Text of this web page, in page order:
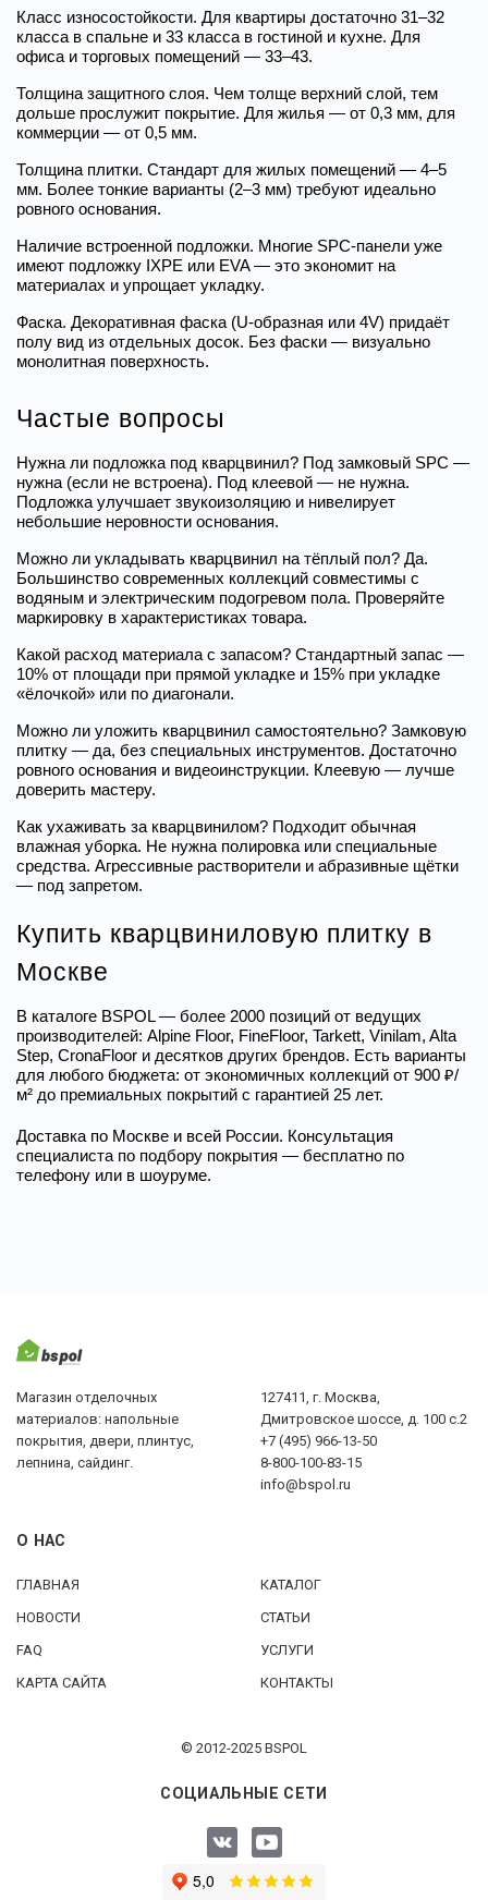
Класс износостойкости. Для квартиры достаточно 31–32
класса в спальне и 33 класса в гостиной и кухне. Для
офиса и торговых помещений — 33–43.
Толщина защитного слоя. Чем толще верхний слой, тем
дольше прослужит покрытие. Для жилья — от 0,3 мм, для
коммерции — от 0,5 мм.
Толщина плитки. Стандарт для жилых помещений — 4–5
мм. Более тонкие варианты (2–3 мм) требуют идеально
ровного основания.
Наличие встроенной подложки. Многие SPC-панели уже
имеют подложку IXPE или EVA — это экономит на
материалах и упрощает укладку.
Фаска. Декоративная фаска (U-образная или 4V) придаёт
полу вид из отдельных досок. Без фаски — визуально
монолитная поверхность.
Частые вопросы
Нужна ли подложка под кварцвинил? Под замковый SPC —
нужна (если не встроена). Под клеевой — не нужна.
Подложка улучшает звукоизоляцию и нивелирует
небольшие неровности основания.
Можно ли укладывать кварцвинил на тёплый пол? Да.
Большинство современных коллекций совместимы с
водяным и электрическим подогревом пола. Проверяйте
маркировку в характеристиках товара.
Какой расход материала с запасом? Стандартный запас —
10% от площади при прямой укладке и 15% при укладке
«ёлочкой» или по диагонали.
Можно ли уложить кварцвинил самостоятельно? Замковую
плитку — да, без специальных инструментов. Достаточно
ровного основания и видеоинструкции. Клеевую — лучше
доверить мастеру.
Как ухаживать за кварцвинилом? Подходит обычная
влажная уборка. Не нужна полировка или специальные
средства. Агрессивные растворители и абразивные щётки
— под запретом.
Купить кварцвиниловую плитку в
Москве
В каталоге BSPOL — более 2000 позиций от ведущих
производителей: Alpine Floor, FineFloor, Tarkett, Vinilam, Alta
Step, CronaFloor и десятков других брендов. Есть варианты
для любого бюджета: от экономичных коллекций от 900 ₽/
м² до премиальных покрытий с гарантией 25 лет.
Доставка по Москве и всей России. Консультация
специалиста по подбору покрытия — бесплатно по
телефону или в шоуруме.
Магазин отделочных
материалов: напольные
покрытия, двери, плинтус,
лепнина, сайдинг.
127411, г. Москва,
Дмитровское шоссе, д. 100 с.2
+7 (495) 966-13-50
8-800-100-83-15
info@bspol.ru
О НАС
ГЛАВНАЯ
КАТАЛОГ
НОВОСТИ
СТАТЬИ
FAQ
УСЛУГИ
КАРТА САЙТА
КОНТАКТЫ
© 2012-2025 BSPOL
СОЦИАЛЬНЫЕ СЕТИ